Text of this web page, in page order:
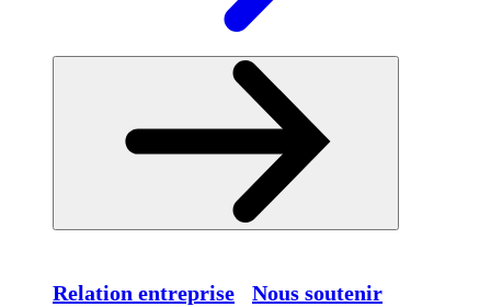
Relation entreprise Nous soutenir